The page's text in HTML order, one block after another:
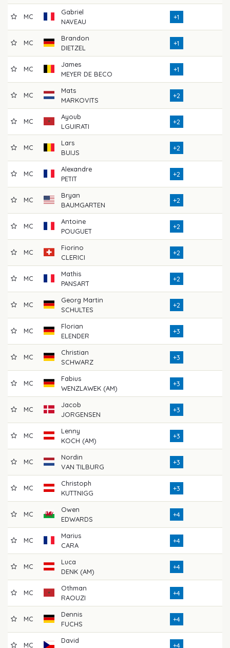
MC
Gabriel
NAVEAU
+1
MC
Brandon
DIETZEL
+1
MC
James
MEYER DE BECO
+1
MC
Mats
MARKOVITS
+2
MC
Ayoub
LGUIRATI
+2
MC
Lars
BUIJS
+2
MC
Alexandre
PETIT
+2
MC
Bryan
BAUMGARTEN
+2
MC
Antoine
POUGUET
+2
MC
Fiorino
CLERICI
+2
MC
Mathis
PANSART
+2
MC
Georg Martin
SCHULTES
+2
MC
Florian
ELENDER
+3
MC
Christian
SCHWARZ
+3
MC
Fabius
WENZLAWEK (AM)
+3
MC
Jacob
JORGENSEN
+3
MC
Lenny
KOCH (AM)
+3
MC
Nordin
VAN TILBURG
+3
MC
Christoph
KUTTNIGG
+3
MC
Owen
EDWARDS
+4
MC
Marius
CARA
+4
MC
Luca
DENK (AM)
+4
MC
Othman
RAOUZI
+4
MC
Dennis
FUCHS
+4
MC
David
+4